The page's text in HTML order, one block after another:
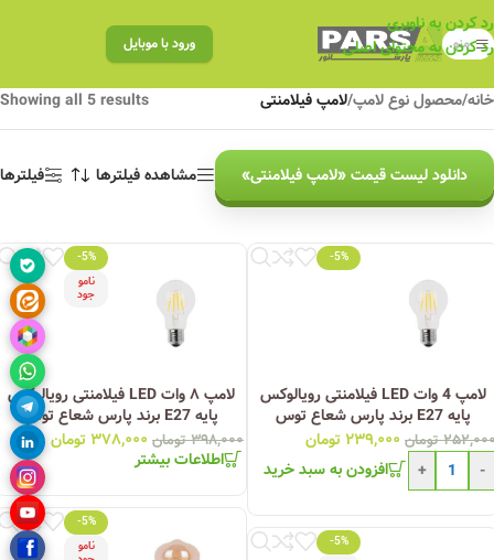
رد کردن به ناوبری
رد کردن به محتوای اصلی
منو ورود با موبایل
خانه/محصول نوع لامپ/لامپ فیلامنتی Showing all 5 results
دانلود لیست قیمت «لامپ فیلامنتی» مشاهده فیلترها فیلترها
-5%
لامپ 4 وات LED فیلامنتی رویالوکس
پایه E27 برند پارس شعاع توس
تومان ۲۳۹,۰۰۰ تومان
-
+ افزودن به سبد خرید
-5%
نامو
جود
لامپ ۸ وات LED فیلامنتی رویالوکس
پایه E27 برند پارس شعاع توس
۳۹۸,۰۰۰ تومان ۳۷۸,۰۰۰ تومان
اطلاعات بیشتر
-5%
نامو
-5%